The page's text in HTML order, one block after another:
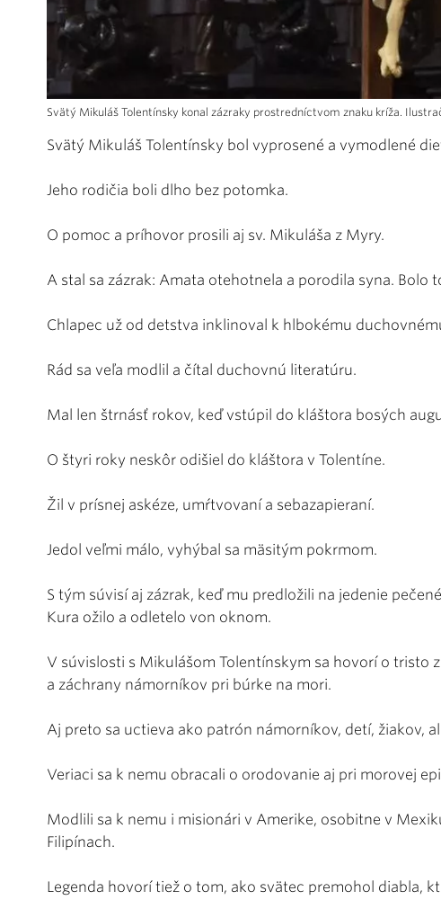
Svätý Mikuláš Tolentínsky konal zázraky prostredníctvom znaku kríža.
Svätý Mikuláš Tolentínsky bol vyprosené a vymodlené
Jeho rodičia boli dlho bez potomka.
O pomoc a príhovor prosili aj sv. Mikuláša z Myry.
A stal sa zázrak: Amata otehotnela a porodila syna. Bolo
Chlapec už od detstva inklinoval k hlbokému
Rád sa veľa modlil a čítal duchovnú literatúru.
Mal len štrnásť rokov, keď vstúpil do kláštora bosých
O štyri roky neskôr odišiel do kláštora v Tolentíne.
Žil v prísnej askéze, umŕtvovaní a sebazapieraní.
Jedol veľmi málo, vyhýbal sa mäsitým pokrmom.
S tým súvisí aj zázrak, keď mu predložili na jedenie
Kura ožilo a odletelo von oknom.
V súvislosti s Mikulášom Tolentínskym sa hovorí o tristo
a záchrany námorníkov pri búrke na mori.
Aj preto sa uctieva ako patrón námorníkov, detí, žiakov,
Veriaci sa k nemu obracali o orodovanie aj pri morovej
Modlili sa k nemu i misionári v Amerike, osobitne v
Filipínach.
Legenda hovorí tiež o tom, ako svätec premohol diabla,